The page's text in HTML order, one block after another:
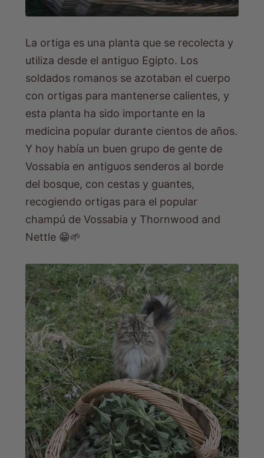
La ortiga es una planta que se recolecta y
utiliza desde el antiguo Egipto. Los
soldados romanos se azotaban el cuerpo
con ortigas para mantenerse calientes, y
esta planta ha sido importante en la
medicina popular durante cientos de años.
Y hoy había un buen grupo de gente de
Vossabia en antiguos senderos al borde
del bosque, con cestas y guantes,
recogiendo ortigas para el popular
champú de Vossabia y Thornwood and
Nettle😁🌱